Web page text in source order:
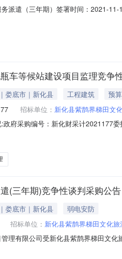
派遣（三年期）签署时间：2021-
车等候站建设项目监理竞争
娄底市｜新化县 工程建筑
预
招标单位： 新化县紫鹊界梯田文
政府采购编号：新化财采计2021177
限公司484000.0094.88第二名智埔
(三年期)竞争性谈判采购公告
娄底市｜新化县
弱电安防
招标单位： 新化县紫鹊界梯田文化
理有限公司受新化县紫鹊界梯田文